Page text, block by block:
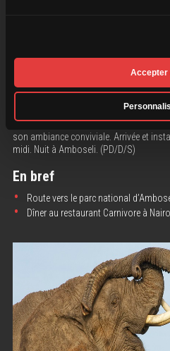
Accepter
du Kilimandjaro, le « toit de l’Afrique »
emblématique figure parmi les plus
pour ses vastes plaines et ses
l’une des plus hautes montagnes du
restaurant Carnivore à Nairobi,
son ambiance conviviale. Arrivée et
midi. Nuit à Amboseli. (PD/D/S)
En bref
Route vers le parc national
Dîner au restaurant Carnivore à